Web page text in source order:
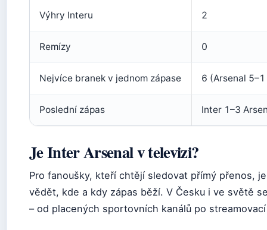
Výhry Interu 2
Remízy 0
Nejvíce branek v jednom zápase 6 (Arsenal
Poslední zápas Inter 1–3
Je Inter Arsenal v televizi?
Pro fanoušky, kteří chtějí sledovat přímý přenos,
vědět, kde a kdy zápas běží. V Česku i ve světě
– od placených sportovních kanálů po